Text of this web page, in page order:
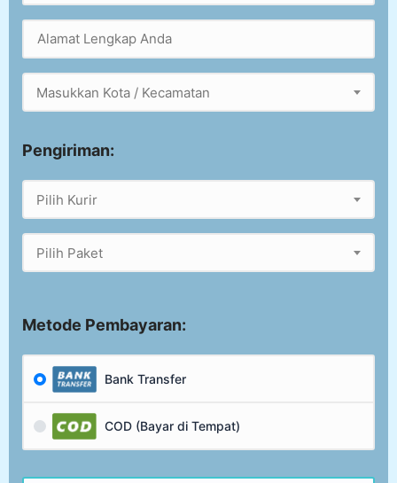
Masukkan Kota / Kecamatan
Pengiriman:
Pilih Kurir
Pilih Paket
Metode Pembayaran:
Bank Transfer
COD (Bayar di Tempat)